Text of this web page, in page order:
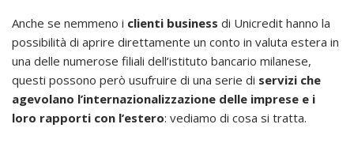
Anche se nemmeno i clienti business di Unicredit hanno la
possibilità di aprire direttamente un conto in valuta estera in
una delle numerose filiali dell’istituto bancario milanese,
questi possono però usufruire di una serie di servizi che
agevolano l’internazionalizzazione delle imprese e i
loro rapporti con l’estero: vediamo di cosa si tratta.